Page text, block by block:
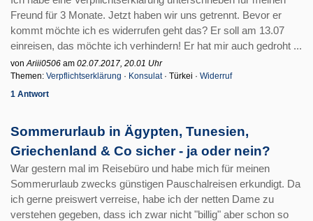
Freund für 3 Monate. Jetzt haben wir uns getrennt. Bevor er
kommt möchte ich es widerrufen geht das? Er soll am 13.07
einreisen, das möchte ich verhindern! Er hat mir auch gedroht ...
vonAriii0506 am 02.07.2017, 20.01 Uhr
Themen: Verpflichtserklärung · Konsulat· Türkei · Widerruf
1 Antwort
Sommerurlaub in Ägypten, Tunesien,
Griechenland & Co sicher - ja oder nein?
War gestern mal im Reisebüro und habe mich für meinen
Sommerurlaub zwecks günstigen Pauschalreisen erkundigt. Da
ich gerne preiswert verreise, habe ich der netten Dame zu
verstehen gegeben, dass ich zwar nicht "billig" aber schon so